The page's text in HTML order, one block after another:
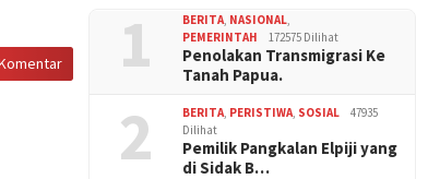
1 BERITA, NASIONAL,
PEMERINTAH
172575 Dilihat
Penolakan Transmigrasi Ke
Tanah Papua.
2 BERITA, PERISTIWA, SOSIAL
47935
Dilihat
Pemilik Pangkalan Elpiji yang
di Sidak B…